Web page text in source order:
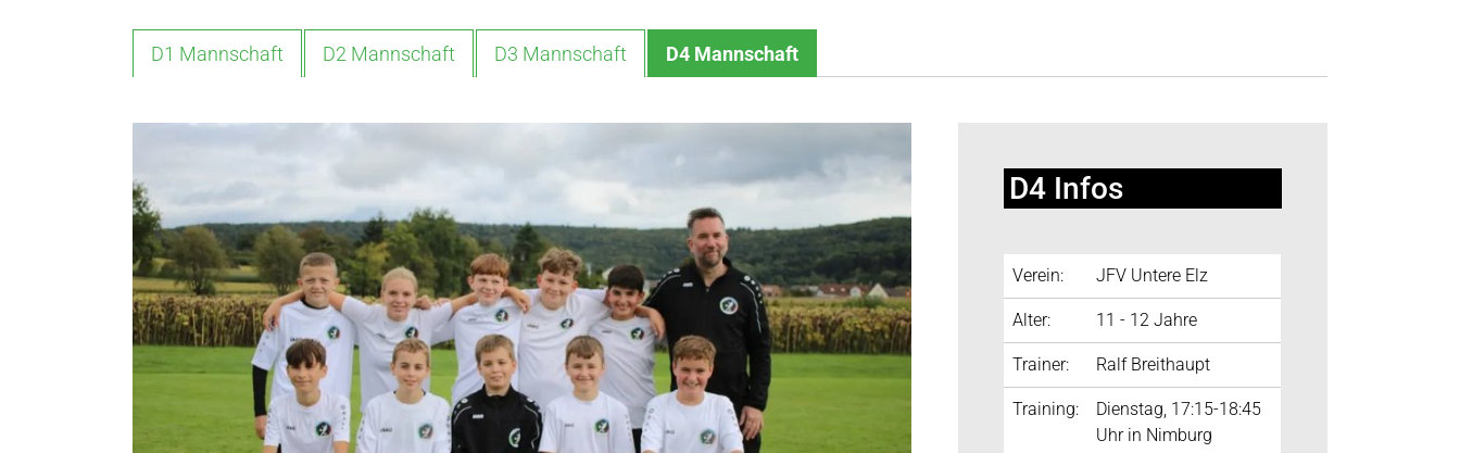
D1 Mannschaft D2 Mannschaft D3 Mannschaft D4 Mannschaft
D4 Infos
Verein: JFV Untere Elz
Alter: 11 - 12 Jahre
Trainer: Ralf Breithaupt
Training:
Dienstag, 17:15-18:45
Uhr in Nimburg